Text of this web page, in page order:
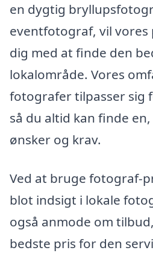
en dygtig
eventfotograf, vil
dig med at finde den
lokalområde. Vores
fotografer tilpasser sig
så du altid kan finde
ønsker og krav.
Ved at bruge fotograf-
blot indsigt i lokale
også anmode om
bedste pris for den